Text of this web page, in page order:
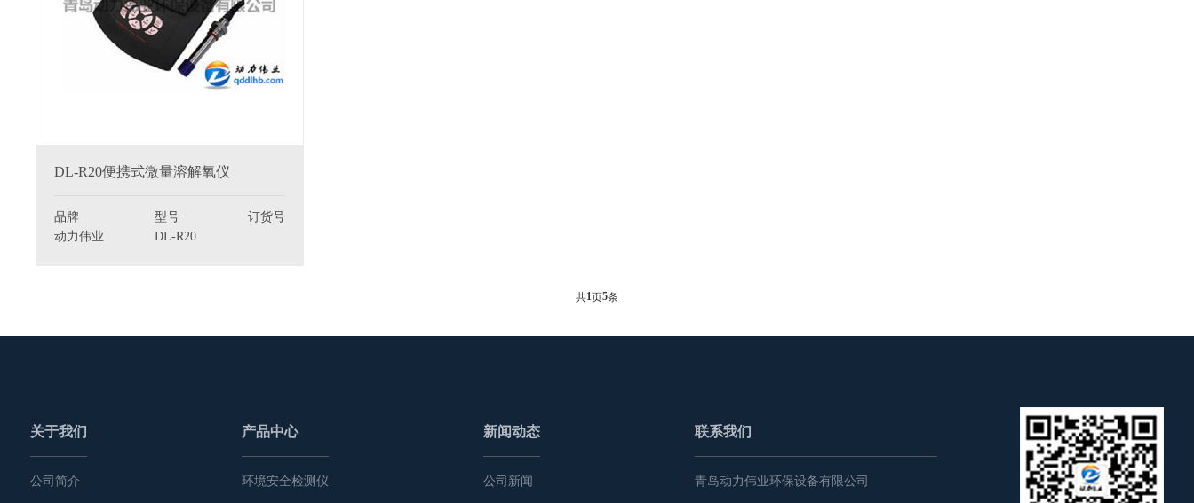
DL-R20便携式微量溶解氧仪
品牌
动力伟业
型号
DL-R20
订货号
共1页5条
关于我们
公司简介
产品中心
环境安全检测仪
新闻动态
公司新闻
联系我们
青岛动力伟业环保设备有限公司